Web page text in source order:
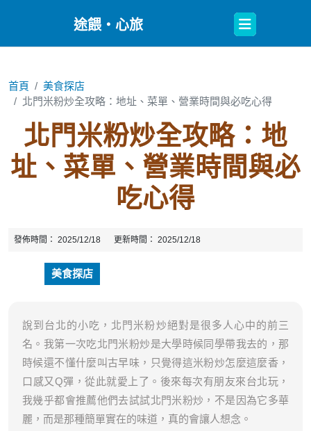
途餵・心旅
Open
Button
首頁
美食探店
北門米粉炒全攻略：地址、菜單、營業時間與必吃心得
北門米粉炒全攻略：地
址、菜單、營業時間與必
吃心得
發佈時間： 2025/12/18 更新時間： 2025/12/18
美食探店
說到台北的小吃，北門米粉炒絕對是很多人心中的前三
名。我第一次吃北門米粉炒是大學時候同學帶我去的，那
時候還不懂什麼叫古早味，只覺得這米粉炒怎麼這麼香，
口感又Q彈，從此就愛上了。後來每次有朋友來台北玩，
我幾乎都會推薦他們去試試北門米粉炒，不是因為它多華
麗，而是那種簡單實在的味道，真的會讓人想念。